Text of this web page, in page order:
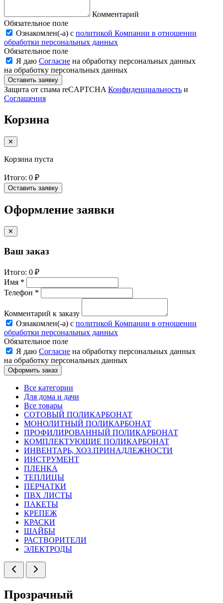
Комментарий
Обязательное поле
Ознакомлен(-a) с политикой Компании в отношении
обработки персональных данных
Обязательное поле
Я даю Согласие на обработку персональных данных
на обработку персональных данных
Оставить заявку
Защита от спама reCAPTCHA Конфиденциальность и
Соглашения
Корзина
✕
Корзина пуста
Итого: 0 ₽
Оставить заявку
Оформление заявки
✕
Ваш заказ
Итого: 0 ₽
Имя *
Телефон *
Комментарий к заказу
Ознакомлен(-a) с политикой Компании в отношении
обработки персональных данных
Обязательное поле
Я даю Согласие на обработку персональных данных
на обработку персональных данных
Оформить заказ
Все категории
Для дома и дачи
Все товары
СОТОВЫЙ ПОЛИКАРБОНАТ
МОНОЛИТНЫЙ ПОЛИКАРБОНАТ
ПРОФИЛИРОВАННЫЙ ПОЛИКАРБОНАТ
КОМПЛЕКТУЮЩИЕ ПОЛИКАРБОНАТ
ИНВЕНТАРЬ, ХОЗ.ПРИНАДЛЕЖНОСТИ
ИНСТРУМЕНТ
ПЛЕНКА
ТЕПЛИЦЫ
ПЕРЧАТКИ
ПВХ ЛИСТЫ
ПАКЕТЫ
КРЕПЕЖ
КРАСКИ
ШАЙБЫ
РАСТВОРИТЕЛИ
ЭЛЕКТРОДЫ
Прозрачный